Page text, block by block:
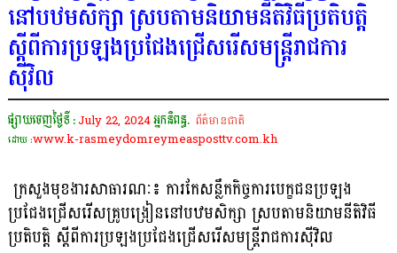
នៅបឋមសិក្សា ស្របតាមនិយាមនីតិវិធីប្រតិបត្តិ
ស្តីពីការប្រឡងប្រជែងជ្រើសរើសមន្ត្រីរាជការ
ស៊ីវិល
ផ្សាយចេញថ្ងៃទី :July 22, 2024អ្នកនិពន្ធ. ព័ត៌មានជាតិ
ដោយ :www.k-rasmeydomreymeasposttv.com.kh
ក្រសួងមុខងារសាធារណៈ៖ ការកែសន្លឹកកិច្ចការបេក្ខជនប្រឡង
ប្រជែងជ្រើសរើសគ្រូបង្រៀននៅបឋមសិក្សា ស្របតាមនិយាមនីតិវិធី
ប្រតិបត្តិ ស្តីពីការប្រឡងប្រជែងជ្រើសរើសមន្ត្រីរាជការស៊ីវិល